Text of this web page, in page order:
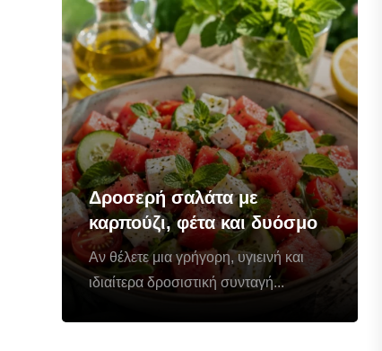
Δροσερή σαλάτα με
καρπούζι, φέτα και δυόσμο
Αν θέλετε μια γρήγορη, υγιεινή και
ιδιαίτερα δροσιστική συνταγή...